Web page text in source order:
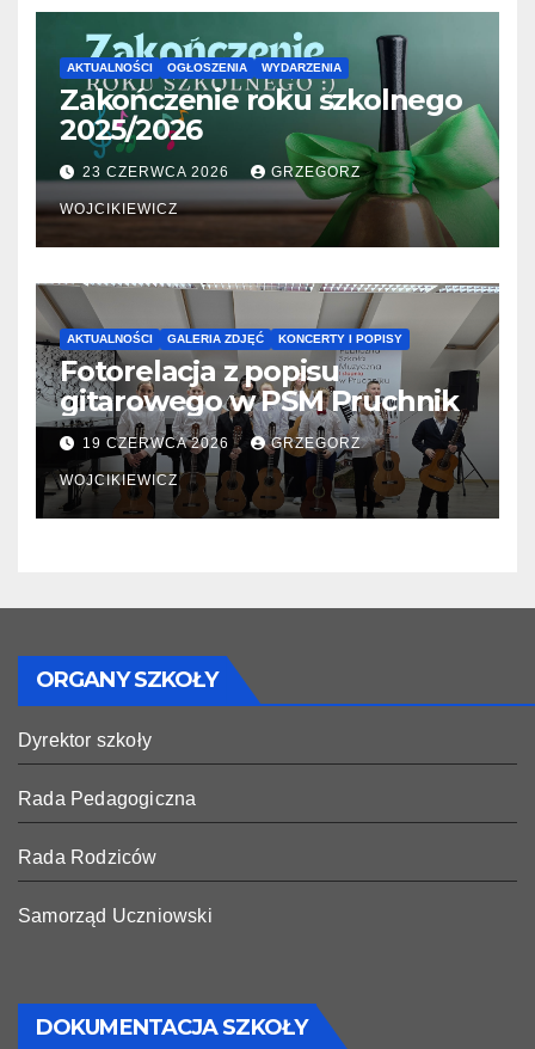
AKTUALNOŚCI OGŁOSZENIA WYDARZENIA
Zakończenie roku szkolnego
2025/2026
23 CZERWCA 2026 GRZEGORZ
WOJCIKIEWICZ
AKTUALNOŚCI GALERIA ZDJĘĆ KONCERTY I POPISY
Fotorelacja z popisu
gitarowego w PSM Pruchnik
19 CZERWCA 2026 GRZEGORZ
WOJCIKIEWICZ
ORGANY SZKOŁY
Dyrektor szkoły
Rada Pedagogiczna
Rada Rodziców
Samorząd Uczniowski
DOKUMENTACJA SZKOŁY